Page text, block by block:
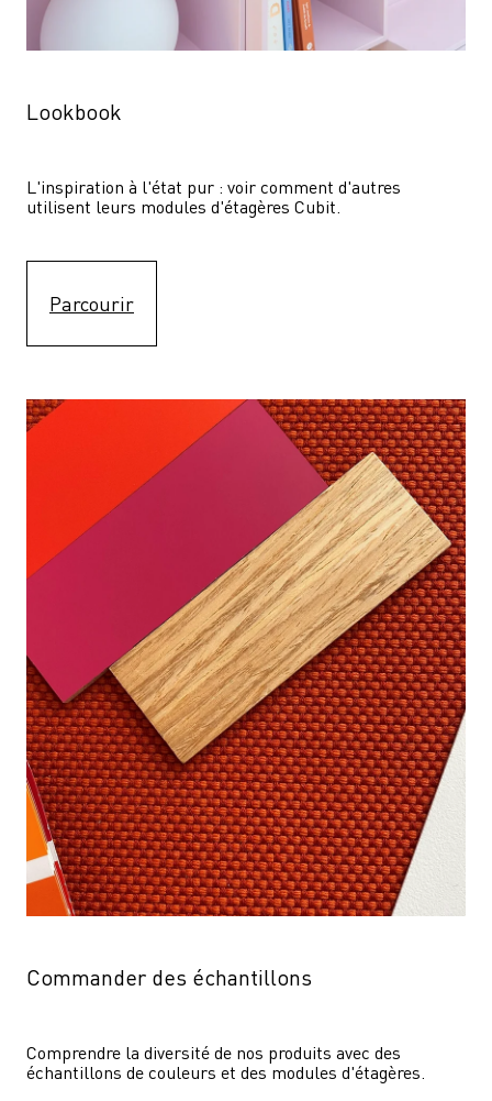
Lookbook
L'inspiration à l'état pur : voir comment d'autres
utilisent leurs modules d'étagères Cubit.
Parcourir
Commander des échantillons
Comprendre la diversité de nos produits avec des
échantillons de couleurs et des modules d'étagères.